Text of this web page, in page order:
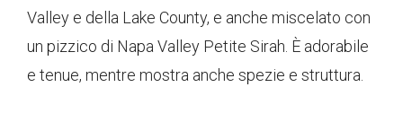
Valley e della Lake County, e anche miscelato con
un pizzico di Napa Valley Petite Sirah. È adorabile
e tenue, mentre mostra anche spezie e struttura.